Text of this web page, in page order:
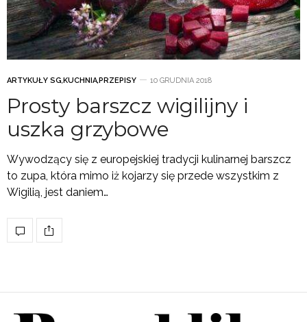
ARTYKUŁY SG,KUCHNIA,PRZEPISY 10 GRUDNIA 2018
Prosty barszcz wigilijny i
uszka grzybowe
Wywodzący się z europejskiej tradycji kulinarnej barszcz
to zupa, która mimo iż kojarzy się przede wszystkim z
Wigilią, jest daniem…